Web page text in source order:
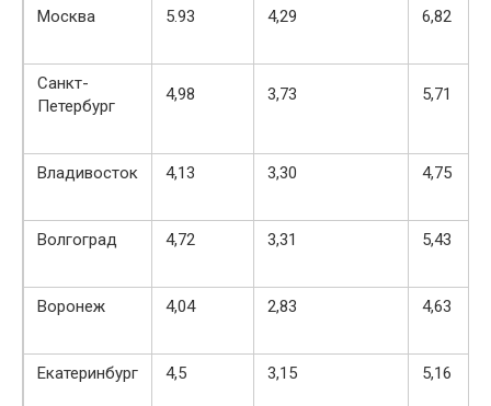
Москва 5.93 4,29 6,82
Санкт-
Петербург
4,98 3,73 5,71
Владивосток 4,13 3,30 4,75
Волгоград 4,72 3,31 5,43
Воронеж 4,04 2,83 4,63
Екатеринбург 4,5 3,15 5,16